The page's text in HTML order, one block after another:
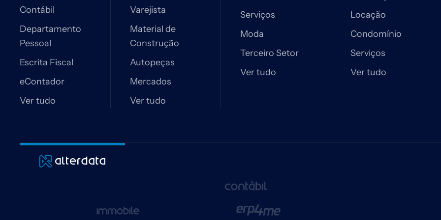
Contábil
Departamento
Pessoal
Escrita Fiscal
eContador
Ver tudo
Varejista
Material de
Construção
Autopeças
Mercados
Ver tudo
Serviços
Moda
Terceiro Setor
Ver tudo
Locação
Condomínio
Serviços
Ver tudo